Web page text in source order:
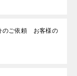
のご依頼 お客様の